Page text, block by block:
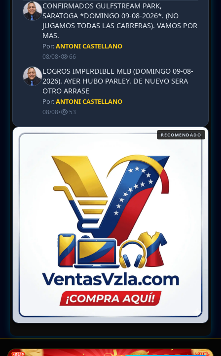
CONFIRMADOS GULFSTREAM PARK,
SARATOGA *DOMINGO 09-08-2026*. (NO
JUGAMOS TODAS LAS CARRERAS). VAMOS POR
MAS.
Por:ANTONI CASTELLANO
08/08• 66
LOGROS IMPERDIBLE MLB (DOMINGO 09-08-
2026). AYER HUBO PARLEY. DE NUEVO SERA
OTRO ARRASE
Por:ANTONI CASTELLANO
08/08• 53
RECOMENDADO